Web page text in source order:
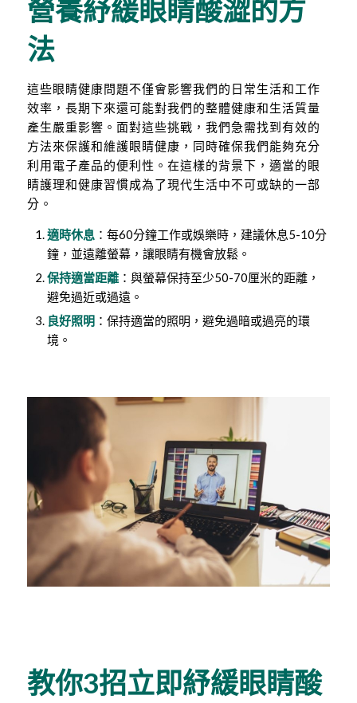
營養紓緩眼睛酸澀的方
法
這些眼睛健康問題不僅會影響我們的日常生活和工作
效率，長期下來還可能對我們的整體健康和生活質量
產生嚴重影響。面對這些挑戰，我們急需找到有效的
方法來保護和維護眼睛健康，同時確保我們能夠充分
利用電子產品的便利性。在這樣的背景下，適當的眼
睛護理和健康習慣成為了現代生活中不可或缺的一部
分。
適時休息 ：每60分鐘工作或娛樂時，建議休息5-10分
鐘，並遠離螢幕，讓眼睛有機會放鬆。
保持適當距離：與螢幕保持至少50-70厘米的距離，
避免過近或過遠。
良好照明 ：保持適當的照明，避免過暗或過亮的環
境。
教你3招立即紓緩眼睛酸